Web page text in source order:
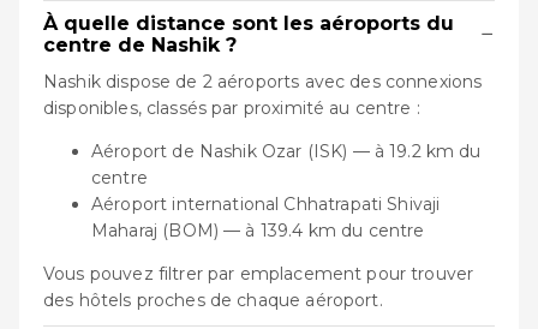
À quelle distance sont les aéroports du
centre de Nashik ?
−
Nashik dispose de 2 aéroports avec des connexions
disponibles, classés par proximité au centre :
Aéroport de Nashik Ozar (ISK) — à 19.2 km du
centre
Aéroport international Chhatrapati Shivaji
Maharaj (BOM) — à 139.4 km du centre
Vous pouvez filtrer par emplacement pour trouver
des hôtels proches de chaque aéroport.